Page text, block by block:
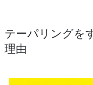
テーパリングを
理由